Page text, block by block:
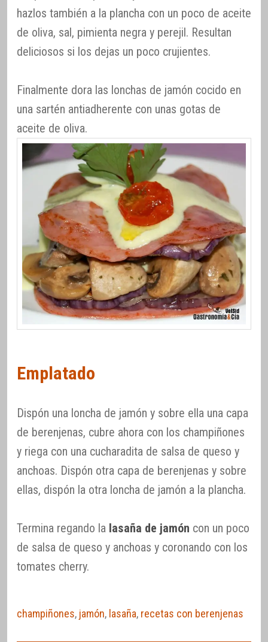
hazlos también a la plancha con un poco de aceite
de oliva, sal, pimienta negra y perejil. Resultan
deliciosos si los dejas un poco crujientes.
Finalmente dora las lonchas de jamón cocido en
una sartén antiadherente con unas gotas de
aceite de oliva.
Emplatado
Dispón una loncha de jamón y sobre ella una capa
de berenjenas, cubre ahora con los champiñones
y riega con una cucharadita de salsa de queso y
anchoas. Dispón otra capa de berenjenas y sobre
ellas, dispón la otra loncha de jamón a la plancha.
Termina regando la lasaña de jamón con un poco
de salsa de queso y anchoas y coronando con los
tomates cherry.
champiñones, jamón, lasaña, recetas con berenjenas